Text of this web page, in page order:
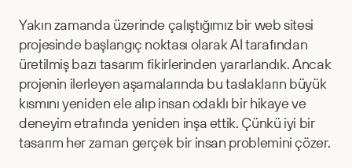
Yakın zamanda üzerinde çalıştığımız bir web sitesi
projesinde başlangıç noktası olarak AI tarafından
üretilmiş bazı tasarım fikirlerinden yararlandık. Ancak
projenin ilerleyen aşamalarında bu taslakların büyük
kısmını yeniden ele alıp insan odaklı bir hikaye ve
deneyim etrafında yeniden inşa ettik. Çünkü iyi bir
tasarım her zaman gerçek bir insan problemini çözer.